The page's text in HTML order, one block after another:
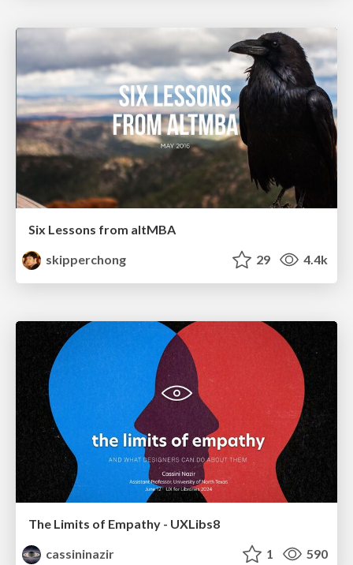
Six Lessons from altMBA
skipperchong
29 4.4k
The Limits of Empathy - UXLibs8
cassininazir
1 590